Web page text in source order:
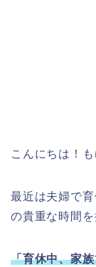
こんにちは！も
最近は夫婦で
の貴重な時間を
「育休中、家